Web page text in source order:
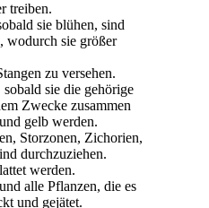
treiben.
sie blühen, sind
wodurch sie größer
zu versehen.
sie die gehörige
Zwecke zusammen
gelb werden.
Storzonen, Zichorien,
durchzuziehen.
werden.
alle Pflanzen, die es
und gejätet.